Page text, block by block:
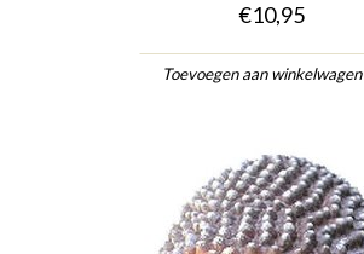
€10,95
Toevoegen aan winkelwagen